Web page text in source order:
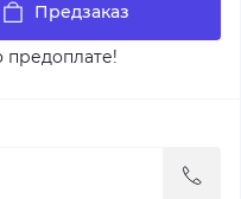
Предзаказ
предоплате!